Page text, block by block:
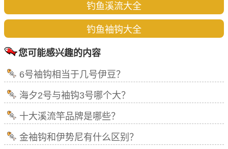
钓鱼溪流大全
钓鱼袖钩大全
您可能感兴趣的内容
6号袖钩相当于几号伊豆？
海夕2号与袖钩3号哪个大？
十大溪流竿品牌是哪些？
金袖钩和伊势尼有什么区别？